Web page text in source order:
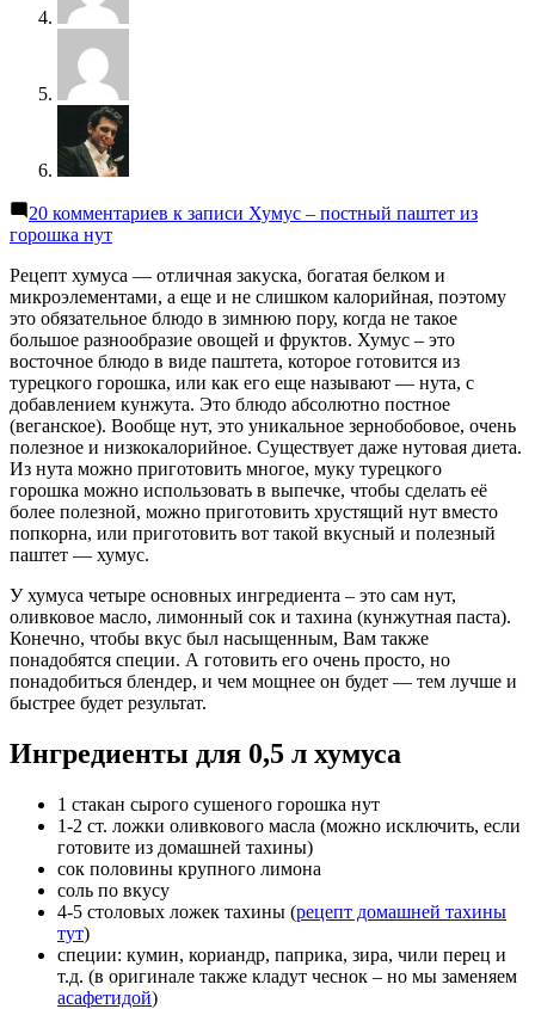
20 комментариев к записи Хумус – постный паштет из
горошка нут
Рецепт хумуса — отличная закуска, богатая белком и
микроэлементами, а еще и не слишком калорийная, поэтому
это обязательное блюдо в зимнюю пору, когда не такое
большое разнообразие овощей и фруктов. Хумус – это
восточное блюдо в виде паштета, которое готовится из
турецкого горошка, или как его еще называют — нута, с
добавлением кунжута. Это блюдо абсолютно постное
(веганское). Вообще нут, это уникальное зернобобовое, очень
полезное и низкокалорийное. Существует даже нутовая диета.
Из нута можно приготовить многое, муку турецкого
горошка можно использовать в выпечке, чтобы сделать её
более полезной, можно приготовить хрустящий нут вместо
попкорна, или приготовить вот такой вкусный и полезный
паштет — хумус.
У хумуса четыре основных ингредиента – это сам нут,
оливковое масло, лимонный сок и тахина (кунжутная паста).
Конечно, чтобы вкус был насыщенным, Вам также
понадобятся специи. А готовить его очень просто, но
понадобиться блендер, и чем мощнее он будет — тем лучше и
быстрее будет результат.
Ингредиенты для 0,5 л хумуса
1 стакан сырого сушеного горошка нут
1-2 ст. ложки оливкового масла (можно исключить, если
готовите из домашней тахины)
сок половины крупного лимона
соль по вкусу
4-5 столовых ложек тахины (рецепт домашней тахины
тут)
специи: кумин, кориандр, паприка, зира, чили перец и
т.д. (в оригинале также кладут чеснок – но мы заменяем
асафетидой)